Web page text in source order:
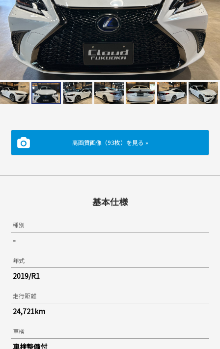
高画質画像（93枚）を見る »
基本仕様
種別
-
年式
2019/R1
走行距離
24,721km
車検
車検整備付